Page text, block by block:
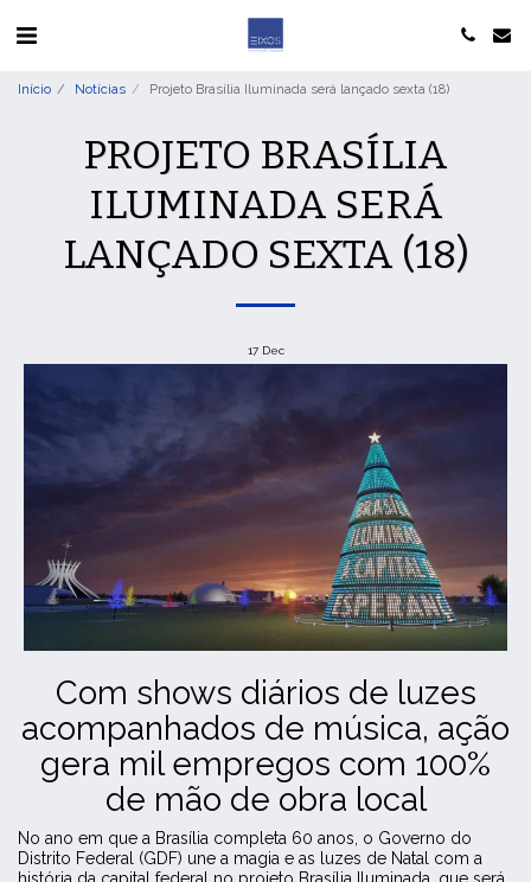
Início Notícias Projeto Brasília Iluminada será lançado sexta (18)
PROJETO BRASÍLIA
ILUMINADA SERÁ
LANÇADO SEXTA (18)
17 Dec
Com shows diários de luzes
acompanhados de música, ação
gera mil empregos com 100%
de mão de obra local
No ano em que a Brasília completa 60 anos, o Governo do
Distrito Federal (GDF) une a magia e as luzes de Natal com a